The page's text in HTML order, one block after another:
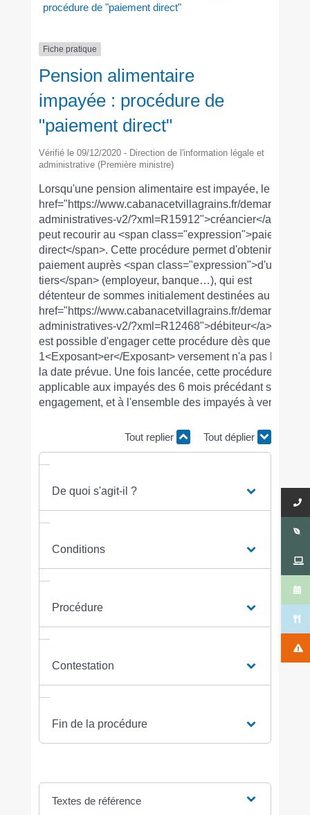
procédure de "paiement direct"
Fiche pratique
Pension alimentaire
impayée : procédure de
"paiement direct"
Vérifié le 09/12/2020 - Direction de l'information légale et
administrative (Première ministre)
Lorsqu'une pension alimentaire est impayée, le <a
href="https://www.cabanacetvillagrains.fr/demarches-
administratives-v2/?xml=R15912">créancier</a>
peut recourir au <span class="expression">paiement
direct</span>. Cette procédure permet d'obtenir le
paiement auprès <span class="expression">d'un
tiers</span> (employeur, banque…), qui est
détenteur de sommes initialement destinées au <a
href="https://www.cabanacetvillagrains.fr/demarches-
administratives-v2/?xml=R12468">débiteur</a>. Il
est possible d'engager cette procédure dès que le
1<Exposant>er</Exposant> versement n'a pas lieu à
la date prévue. Une fois lancée, cette procédure est
applicable aux impayés des 6 mois précédant son
engagement, et à l'ensemble des impayés à venir.
Tout replier Tout déplier
De quoi s'agit-il ?
Conditions
Procédure
Contestation
Fin de la procédure
Textes de référence